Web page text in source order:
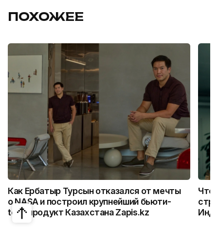
ПОХОЖЕЕ
Как Ербатыр Турсын отказался от мечты
о NASA и построил крупнейший бьюти-
tech продукт Казахстана Zapis.kz
Что